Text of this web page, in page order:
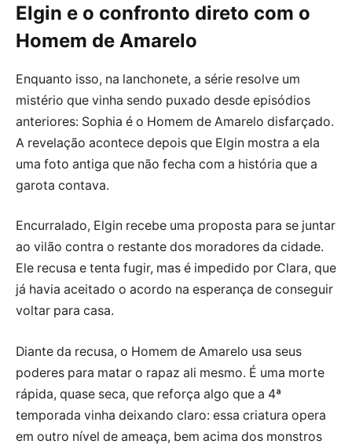
Elgin e o confronto direto com o
Homem de Amarelo
Enquanto isso, na lanchonete, a série resolve um
mistério que vinha sendo puxado desde episódios
anteriores: Sophia é o Homem de Amarelo disfarçado.
A revelação acontece depois que Elgin mostra a ela
uma foto antiga que não fecha com a história que a
garota contava.
Encurralado, Elgin recebe uma proposta para se juntar
ao vilão contra o restante dos moradores da cidade.
Ele recusa e tenta fugir, mas é impedido por Clara, que
já havia aceitado o acordo na esperança de conseguir
voltar para casa.
Diante da recusa, o Homem de Amarelo usa seus
poderes para matar o rapaz ali mesmo. É uma morte
rápida, quase seca, que reforça algo que a 4ª
temporada vinha deixando claro: essa criatura opera
em outro nível de ameaça, bem acima dos monstros